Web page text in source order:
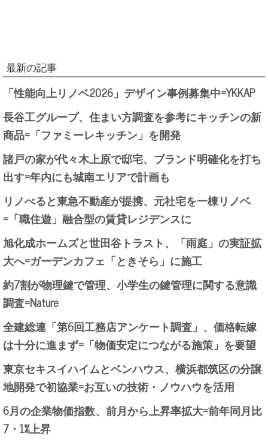
最新の記事
「性能向上リノベ2026」デザイン事例募集中=YKKAP
長谷工グループ、住まい方調査を参考にキッチンの新
商品=「ファミーレキッチン」を開発
諸戸の家が代々木上原で邸宅、ブランド明確化を打ち
出す=年内にも城南エリアで計画も
リノべると東急不動産が提携、元社宅を一棟リノベ
=「職住遊」融合型の賃貸レジデンスに
旭化成ホームズと世田谷トラスト、「雨庭」の実証拡
大へ=ガーデンカフェ「ときそら」に施工
約7割が物理鍵で管理、小学生の鍵管理に関する意識
調査=Nature
全建総連「第6回工務店アンケート調査」、価格転嫁
は十分に進まず=「物価安定につながる施策」を要望
東京セキスイハイムとベンハウス、横浜都筑区の分譲
地開発で初協業=お互いの技術・ノウハウを活用
6月の企業物価指数、前月から上昇率拡大=前年同月比
7・1%上昇